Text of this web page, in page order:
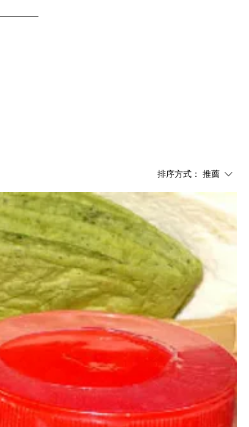
排序方式： 推薦